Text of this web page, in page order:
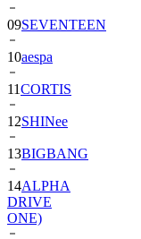
09SEVENTEEN
10aespa
11CORTIS
12SHINee
13BIGBANG
14ALPHA
DRIVE
ONE)